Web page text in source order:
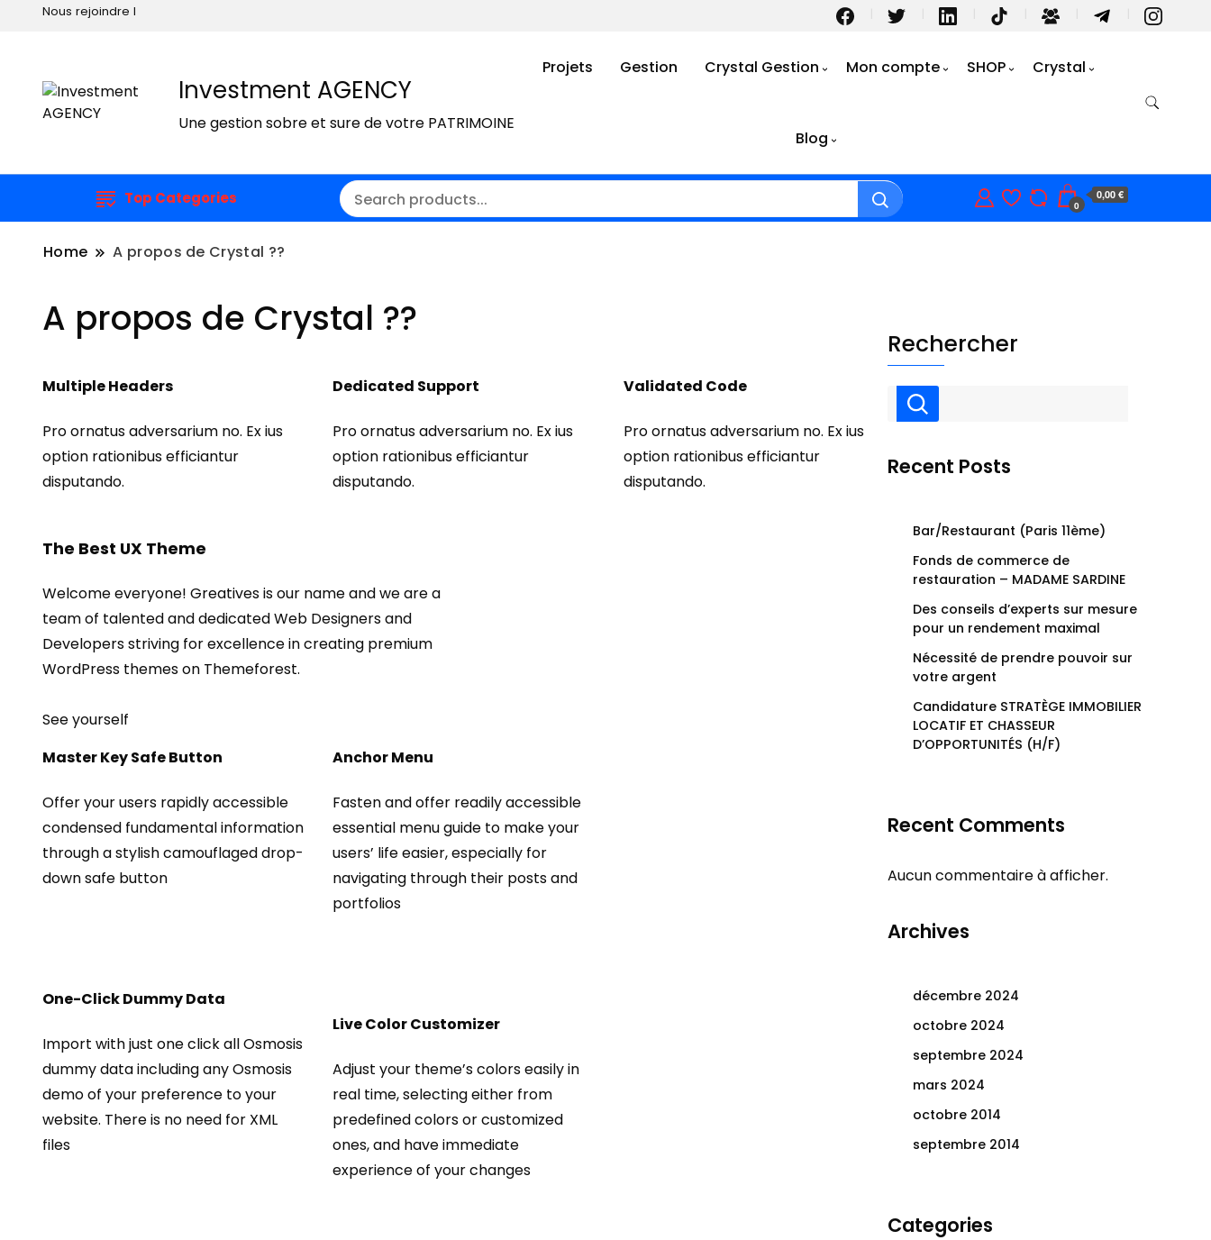
Nous rejoindre I
Investment AGENCY
Une gestion sobre et sure de votre PATRIMOINE
Projets Gestion Crystal Gestion Mon compte SHOP Crystal
Blog
Top Categories 0
0,00 €
Home A propos de Crystal ??
A propos de Crystal ??
Multiple Headers
Pro ornatus adversarium no. Ex ius
option rationibus efficiantur
disputando.
Dedicated Support
Pro ornatus adversarium no. Ex ius
option rationibus efficiantur
disputando.
Validated Code
Pro ornatus adversarium no. Ex ius
option rationibus efficiantur
disputando.
The Best UX Theme
Welcome everyone! Greatives is our name and we are a
team of talented and dedicated Web Designers and
Developers striving for excellence in creating premium
WordPress themes on Themeforest.
See yourself
Master Key Safe Button
Offer your users rapidly accessible
condensed fundamental information
through a stylish camouflaged drop-
down safe button
One-Click Dummy Data
Import with just one click all Osmosis
dummy data including any Osmosis
demo of your preference to your
website. There is no need for XML
files
Anchor Menu
Fasten and offer readily accessible
essential menu guide to make your
users’ life easier, especially for
navigating through their posts and
portfolios
Live Color Customizer
Adjust your theme’s colors easily in
real time, selecting either from
predefined colors or customized
ones, and have immediate
experience of your changes
Rechercher
Recent Posts
Bar/Restaurant (Paris 11ème)
Fonds de commerce de
restauration – MADAME SARDINE
Des conseils d’experts sur mesure
pour un rendement maximal
Nécessité de prendre pouvoir sur
votre argent
Candidature STRATÈGE IMMOBILIER
LOCATIF ET CHASSEUR
D’OPPORTUNITÉS (H/F)
Recent Comments
Aucun commentaire à afficher.
Archives
décembre 2024
octobre 2024
septembre 2024
mars 2024
octobre 2014
septembre 2014
Categories